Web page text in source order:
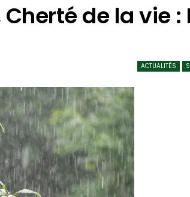
de la vie :
ACTUALITÉS